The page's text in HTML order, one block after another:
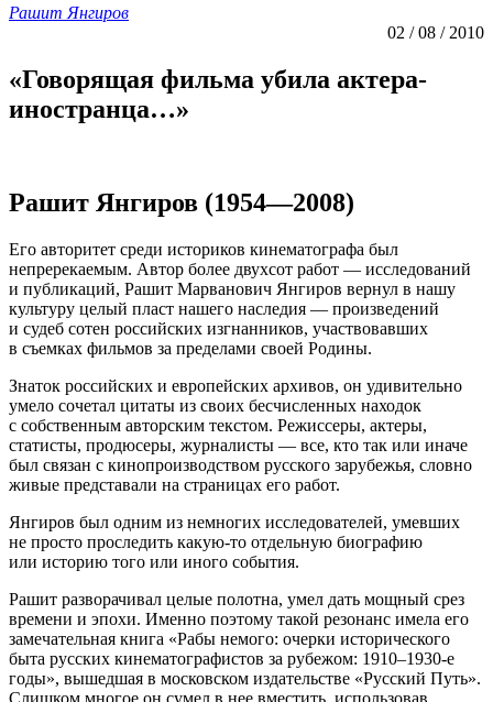
Рашит Янгиров
02 / 08 / 2010
«Говорящая фильма убила актера-
иностранца…»
Рашит Янгиров (1954—2008)
Его авторитет среди историков кинематографа был
непререкаемым. Автор более двухсот работ — исследований
и публикаций, Рашит Марванович Янгиров вернул в нашу
культуру целый пласт нашего наследия — произведений
и судеб сотен российских изгнанников, участвовавших
в съемках фильмов за пределами своей Родины.
Знаток российских и европейских архивов, он удивительно
умело сочетал цитаты из своих бесчисленных находок
с собственным авторским текстом. Режиссеры, актеры,
статисты, продюсеры, журналисты — все, кто так или иначе
был связан с кинопроизводством русского зарубежья, словно
живые представали на страницах его работ.
Янгиров был одним из немногих исследователей, умевших
не просто проследить какую-то отдельную биографию
или историю того или иного события.
Рашит разворачивал целые полотна, умел дать мощный срез
времени и эпохи. Именно поэтому такой резонанс имела его
замечательная книга «Рабы немого: очерки исторического
быта русских кинематографистов за рубежом: 1910–1930-е
годы», вышедшая в московском издательстве «Русский Путь».
Слишком многое он сумел в нее вместить, использовав